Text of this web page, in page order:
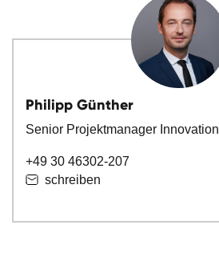
Philipp Günther
Senior Projektmanager Innovation
+49 30 46302-207
schreiben